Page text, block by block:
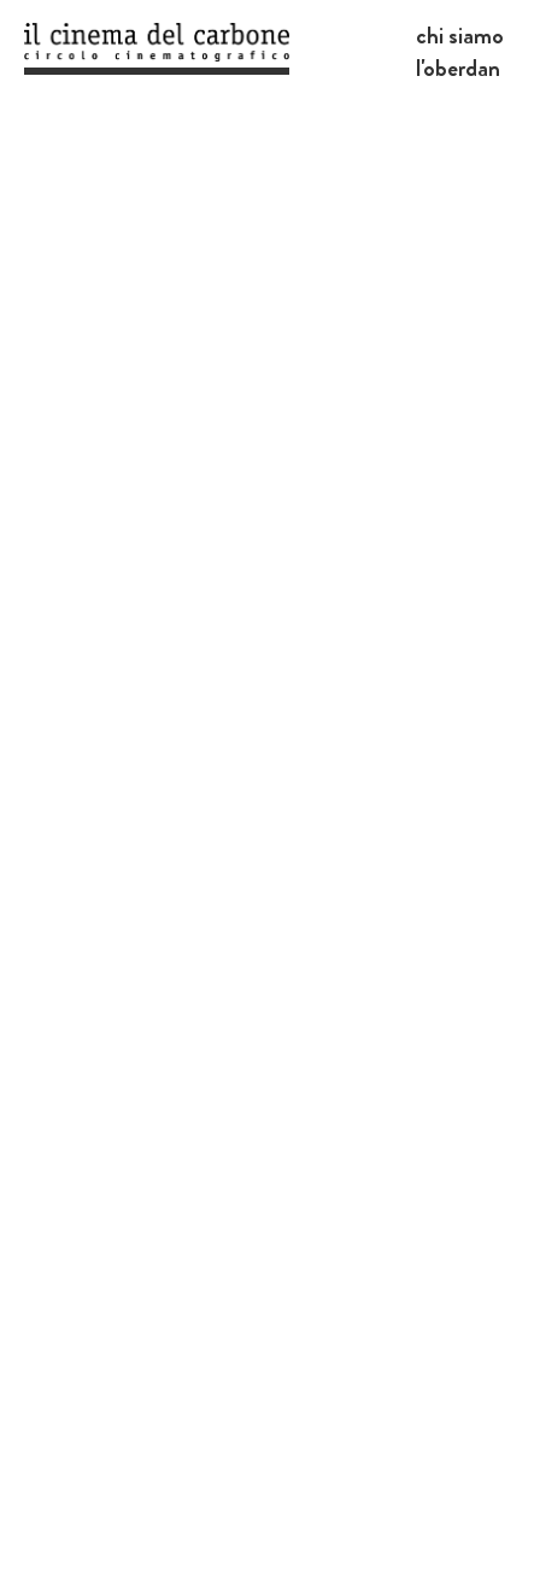
chi siamo
l'oberdan